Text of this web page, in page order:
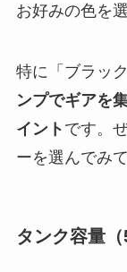
お好みの色を
特に「ブラッ
ンプでギアを
イント です。
ーを選んでみ
タンク容量